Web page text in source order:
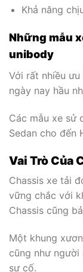
Khả năng
Những mẫu
unibody
Với rất nhiều
ngày nay hầu
Các mẫu xe sử
Sedan cho đến
Vai Trò Của
Chassis xe tải
vững chắc với
Chassis cũng
Một khung
cũng như
sự cố.